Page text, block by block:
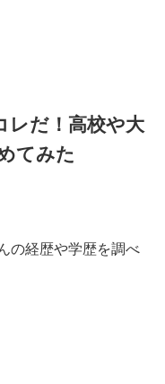
レだ！高校や大
てみた
の経歴や学歴を調べ